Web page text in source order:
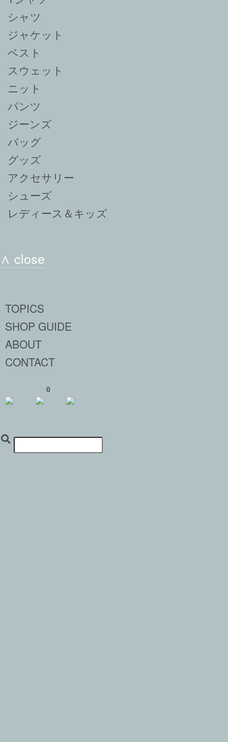
シャツ
ジャケット
ベスト
スウェット
ニット
パンツ
ジーンズ
バッグ
グッズ
アクセサリー
シューズ
レディース＆キッズ
∧ close
TOPICS
SHOP GUIDE
ABOUT
CONTACT
0